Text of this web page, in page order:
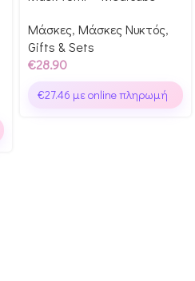
Μάσκες, Μάσκες Νυκτός,
Gifts & Sets
€28.90
€27.46 με online πληρωμή